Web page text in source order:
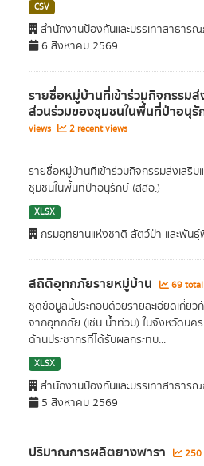
CSV
สำนักงานป้องกันและบรรเทาสาธา
6 สิงหาคม 2569
รายชื่อหมู่บ้านที่เข้าร่วมกิจกรรม
ส่วนร่วมของชุมชนในพื้นที่ป่าอนุรั
views
2 recent views
รายชื่อหมู่บ้านที่เข้าร่วมกิจกรรมส่งเสริ
ชุมชนในพื้นที่ป่าอนุรักษ์ (สสอ.)
XLSX
กรมอุทยานแห่งชาติ สัตว์ป่า และพันธุ์
สถิติอุทกภัยรายหมู่บ้าน 69
ชุดข้อมูลนี้ประกอบด้วยรายละเอียดเกี่ย
จากอุทกภัย (เช่น น้ำท่วม) ในจังหวัดนค
ด้านประชากรที่ได้รับผลกระทบ...
XLSX
สำนักงานป้องกันและบรรเทาสาธา
5 สิงหาคม 2569
ปริมาณการผลิตยางพารา 250